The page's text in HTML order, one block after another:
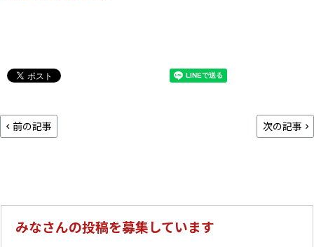
前の記事 次の記事
みなさんの投稿を募集しています